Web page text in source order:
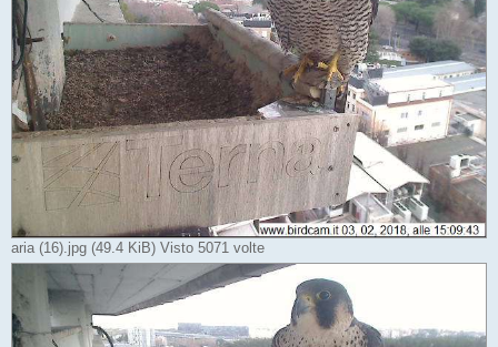
aria (16).jpg (49.4 KiB) Visto 5071 volte